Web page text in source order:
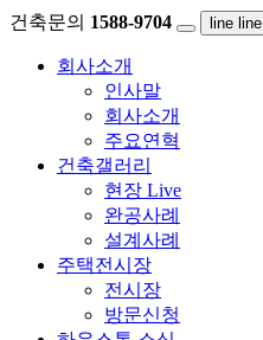
건축문의 1588-9704 line line
회사소개
인사말
회사소개
주요연혁
건축갤러리
현장 Live
완공사례
설계사례
주택전시장
전시장
방문신청